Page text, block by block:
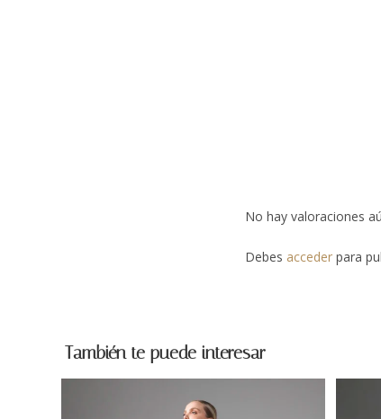
No hay valoraciones
Debes acceder para
También te puede interesar